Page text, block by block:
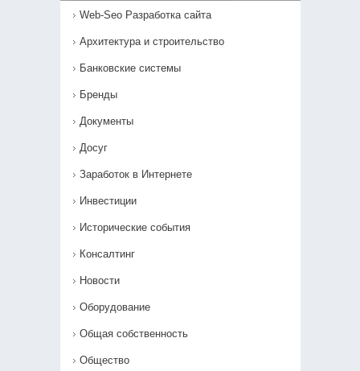
Web-Seo Разработка сайта
Архитектура и строительство
Банковские системы
Бренды
Документы
Досуг
Заработок в Интернете
Инвестиции
Исторические события
Консалтинг
Новости
Оборудование
Общая собственность
Общество